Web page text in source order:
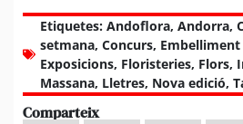
Etiquetes: Andoflora, Andorra,
setmana, Concurs,
Exposicions, Floristeries, Flors,
Massana, Lletres, Nova edició,
Comparteix